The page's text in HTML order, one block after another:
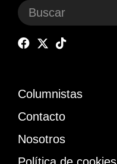
Columnistas
Contacto
Nosotros